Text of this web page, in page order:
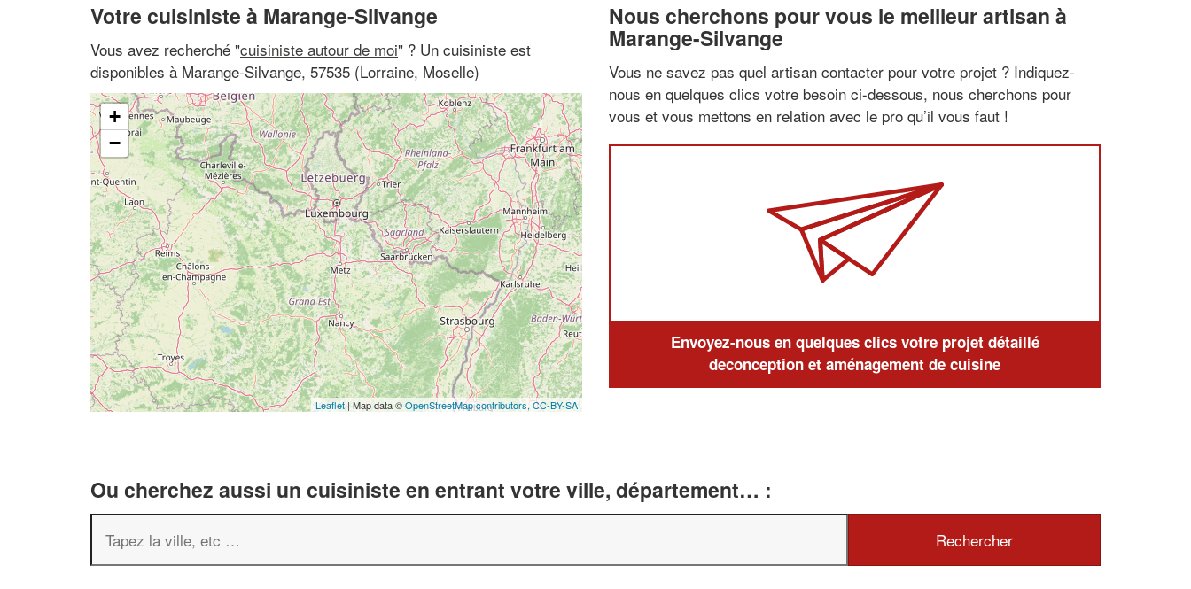
Votre cuisiniste à Marange-Silvange
Vous avez recherché "cuisiniste autour de moi" ? Un cuisiniste est
disponibles à Marange-Silvange, 57535 (Lorraine, Moselle)
+
−
Leaflet| Map data ©OpenStreetMap contributors,CC-BY-SA
Nous cherchons pour vous le meilleur artisan à
Marange-Silvange
Vous ne savez pas quel artisan contacter pour votre projet ? Indiquez-
nous en quelques clics votre besoin ci-dessous, nous cherchons pour
vous et vous mettons en relation avec le pro qu’il vous faut !
Envoyez-nous en quelques clics votre projet détaillé
deconception et aménagement de cuisine
Ou cherchez aussi un cuisiniste en entrant votre ville, département… :
✕
Vous êtes un